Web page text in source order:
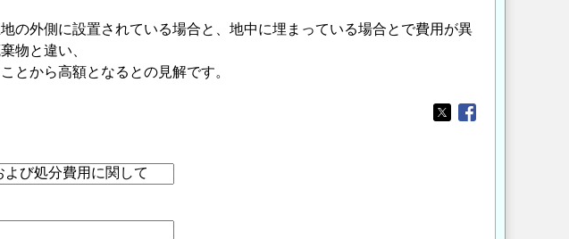
の外側に設置されている場合と、地中に埋まっている場合とで費用が異
物と違い、
とから高額となるとの見解です。
Opens in a new
Opens in a new